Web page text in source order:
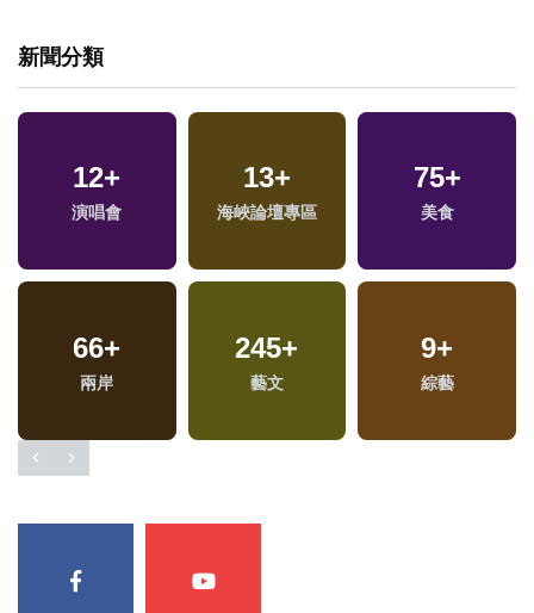
新聞分類
12+
演唱會
13+
海峽論壇專區
75+
美食
66+
兩岸
245+
藝文
9+
綜藝